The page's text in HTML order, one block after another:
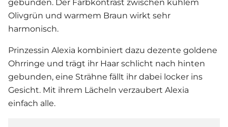
gebunden. Der Farbkontrast zwischen kühlem
Olivgrün und warmem Braun wirkt sehr
harmonisch.
Prinzessin Alexia kombiniert dazu dezente goldene
Ohrringe und trägt ihr Haar schlicht nach hinten
gebunden, eine Strähne fällt ihr dabei locker ins
Gesicht. Mit ihrem Lächeln verzaubert Alexia
einfach alle.